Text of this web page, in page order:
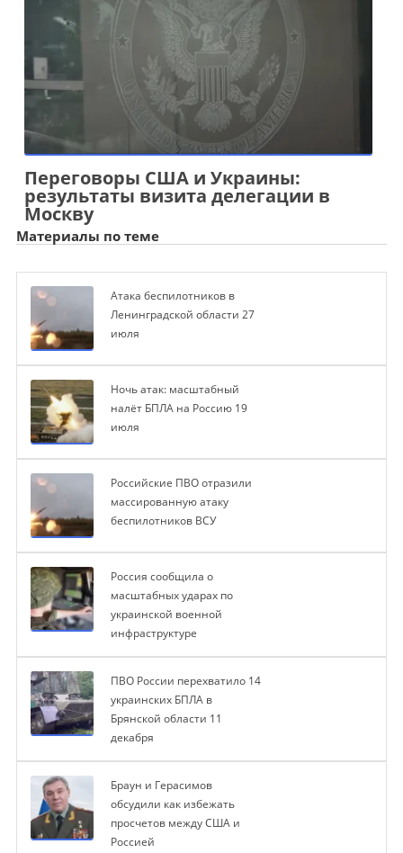
Переговоры США и Украины:
результаты визита делегации в
Москву
Материалы по теме
Атака беспилотников в
Ленинградской области 27
июля
Ночь атак: масштабный
налёт БПЛА на Россию 19
июля
Российские ПВО отразили
массированную атаку
беспилотников ВСУ
Россия сообщила о
масштабных ударах по
украинской военной
инфраструктуре
ПВО России перехватило 14
украинских БПЛА в
Брянской области 11
декабря
Браун и Герасимов
обсудили как избежать
просчетов между США и
Россией